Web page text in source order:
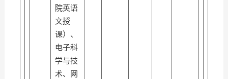
院英语
文授
课）、
电子科
学与技
术、网